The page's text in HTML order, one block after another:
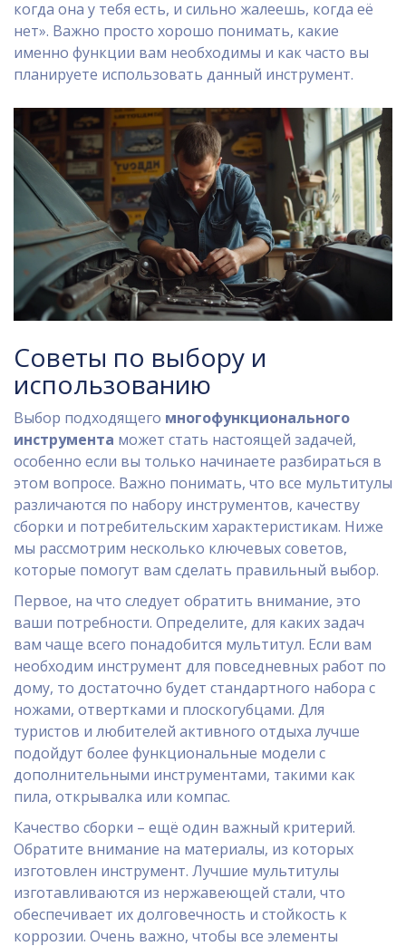
когда она у тебя есть, и сильно жалеешь, когда её
нет». Важно просто хорошо понимать, какие
именно функции вам необходимы и как часто вы
планируете использовать данный инструмент.
Советы по выбору и
использованию
Выбор подходящего многофункционального
инструмента может стать настоящей задачей,
особенно если вы только начинаете разбираться в
этом вопросе. Важно понимать, что все мультитулы
различаются по набору инструментов, качеству
сборки и потребительским характеристикам. Ниже
мы рассмотрим несколько ключевых советов,
которые помогут вам сделать правильный выбор.
Первое, на что следует обратить внимание, это
ваши потребности. Определите, для каких задач
вам чаще всего понадобится мультитул. Если вам
необходим инструмент для повседневных работ по
дому, то достаточно будет стандартного набора с
ножами, отвертками и плоскогубцами. Для
туристов и любителей активного отдыха лучше
подойдут более функциональные модели с
дополнительными инструментами, такими как
пила, открывалка или компас.
Качество сборки – ещё один важный критерий.
Обратите внимание на материалы, из которых
изготовлен инструмент. Лучшие мультитулы
изготавливаются из нержавеющей стали, что
обеспечивает их долговечность и стойкость к
коррозии. Очень важно, чтобы все элементы